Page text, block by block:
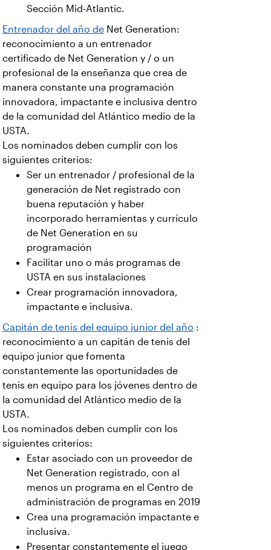
Sección Mid-Atlantic.
Entrenador del año de Net Generation:
reconocimiento a un entrenador
certificado de Net Generation y / o un
profesional de la enseñanza que crea de
manera constante una programación
innovadora, impactante e inclusiva dentro
de la comunidad del Atlántico medio de la
USTA.
Los nominados deben cumplir con los
siguientes criterios:
Ser un entrenador / profesional de la
generación de Net registrado con
buena reputación y haber
incorporado herramientas y currículo
de Net Generation en su
programación
Facilitar uno o más programas de
USTA en sus instalaciones
Crear programación innovadora,
impactante e inclusiva.
Capitán de tenis del equipo junior del año :
reconocimiento a un capitán de tenis del
equipo junior que fomenta
constantemente las oportunidades de
tenis en equipo para los jóvenes dentro de
la comunidad del Atlántico medio de la
USTA.
Los nominados deben cumplir con los
siguientes criterios:
Estar asociado con un proveedor de
Net Generation registrado, con al
menos un programa en el Centro de
administración de programas en 2019
Crea una programación impactante e
inclusiva.
Presentar constantemente el juego